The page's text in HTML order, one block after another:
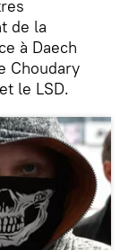
de la
à Daech
Choudary
le LSD.